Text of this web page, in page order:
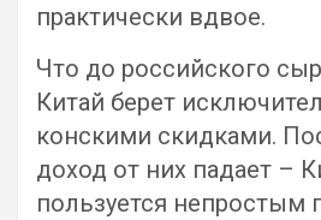
практически вдвое.
Что до российского
Китай берет
конскими скидками.
доход от них падает –
пользуется